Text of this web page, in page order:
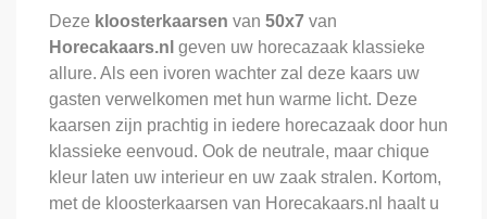
Deze kloosterkaarsen van 50x7 van
Horecakaars.nl geven uw horecazaak klassieke
allure. Als een ivoren wachter zal deze kaars uw
gasten verwelkomen met hun warme licht. Deze
kaarsen zijn prachtig in iedere horecazaak door hun
klassieke eenvoud. Ook de neutrale, maar chique
kleur laten uw interieur en uw zaak stralen. Kortom,
met de kloosterkaarsen van Horecakaars.nl haalt u